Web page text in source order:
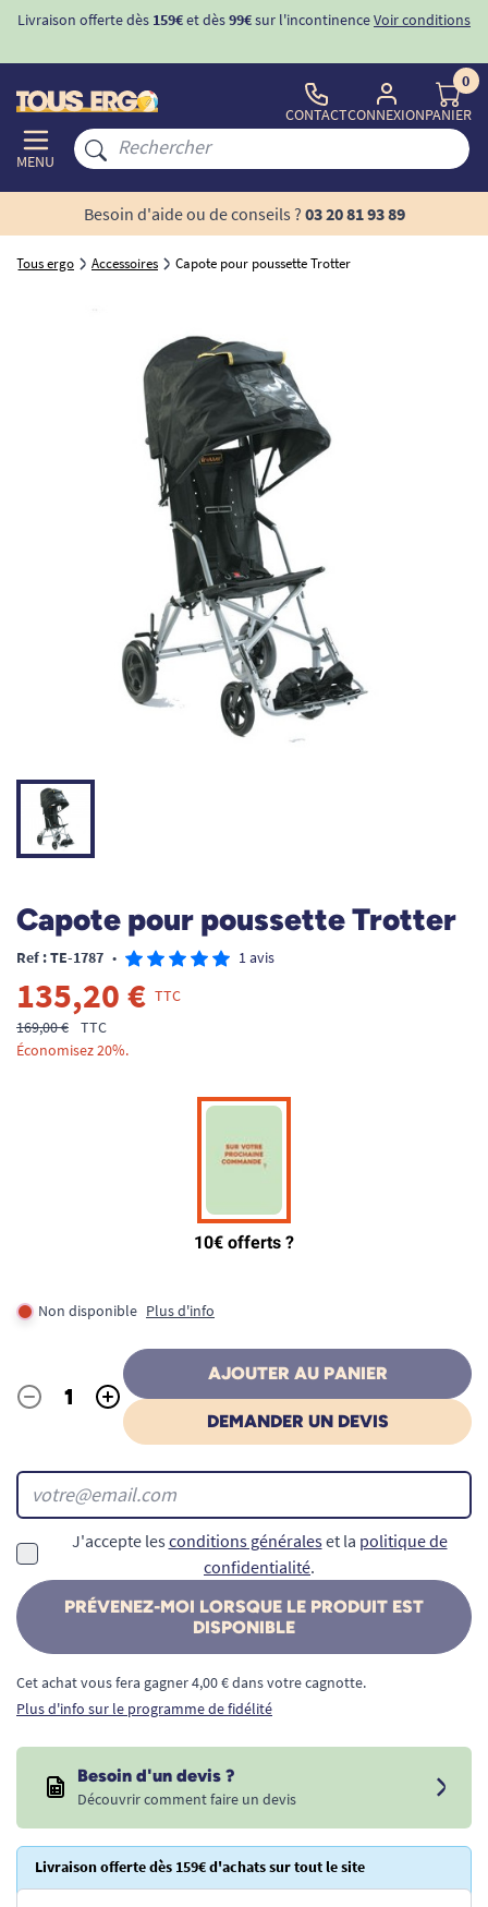
Livraison offerte dès 159€et dès99€sur l'incontinenceVoir conditions
MENU
CONTACTCONNEXION
0
PANIER
Besoin d'aide ou de conseils ? 03 20 81 93 89
Tous ergo Accessoires Capote pour poussette Trotter
Capote pour poussette Trotter
Ref : TE-1787 • 1 avis
135,20 € TTC
169,00 €
TTC
Économisez 20%.
Non disponible Plus d'info
Quantité
- +
AJOUTER AU PANIER
DEMANDER UN DEVIS
J'accepte les conditions généraleset la politique de
confidentialité.
PRÉVENEZ-MOI LORSQUE LE PRODUIT EST
DISPONIBLE
Cet achat vous fera gagner 4,00 € dans votre cagnotte.
Plus d'info sur le programme de fidélité
Besoin d'un devis ?
Découvrir comment faire un devis
Livraison offerte dès 159€ d'achats sur tout le site